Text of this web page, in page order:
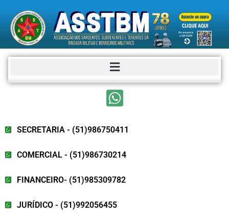
SECRETARIA - (51)986750411
COMERCIAL - (51)986730214
FINANCEIRO- (51)985309782
JURÍDICO - (51)992056455